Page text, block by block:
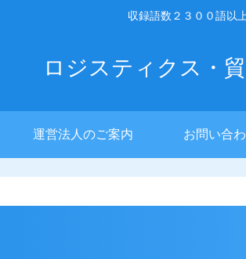
収録語数２３００語以
ロジスティクス・
運営法人のご案内 お問い合